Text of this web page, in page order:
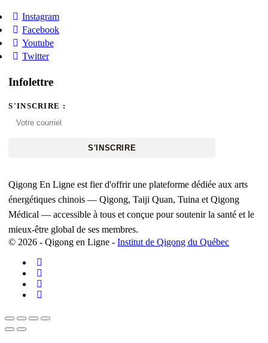
Instagram
Facebook
Youtube
Twitter
Infolettre
S'INSCRIRE :
S'INSCRIRE
Qigong En Ligne est fier d'offrir une plateforme dédiée aux arts
énergétiques chinois — Qigong, Taiji Quan, Tuina et Qigong
Médical — accessible à tous et conçue pour soutenir la santé et le
mieux-être global de ses membres.
© 2026 - Qigong en Ligne -Institut de Qigong du Québec